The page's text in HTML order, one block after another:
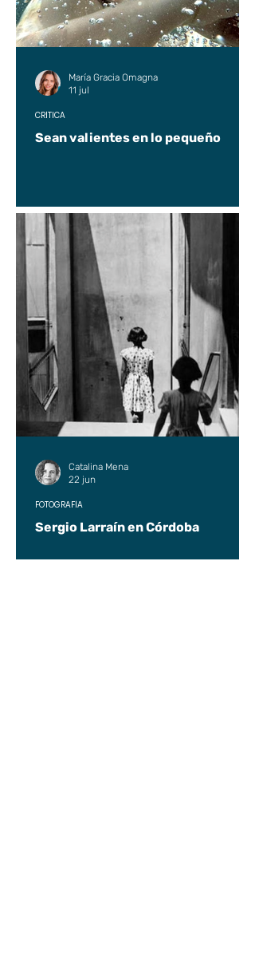
Sean valientes en lo pequeño
CRÍTICA
María Gracia Omagna
11 jul
Sergio Larraín en Córdoba
FOTOGRAFÍA
Catalina Mena
22 jun